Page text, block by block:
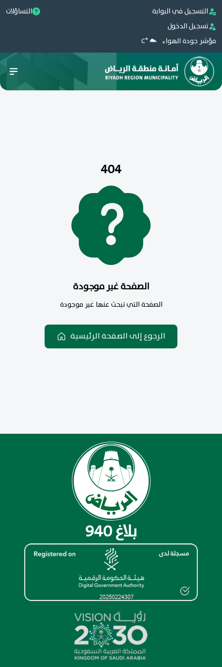
التسجيل في البوابة
تسجيل الدخول
مؤشر جودة الهواء
°C
التساؤلات
404
الصفحة غير موجودة
الصفحة التي تبحث عنها غير موجودة
الرجوع إلى الصفحة الرئيسية
بلاغ 940